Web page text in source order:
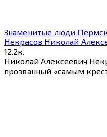
Знаменитые люди
Некрасов Николай
12.2к.
Николай Алексеевич
прозванный «самым